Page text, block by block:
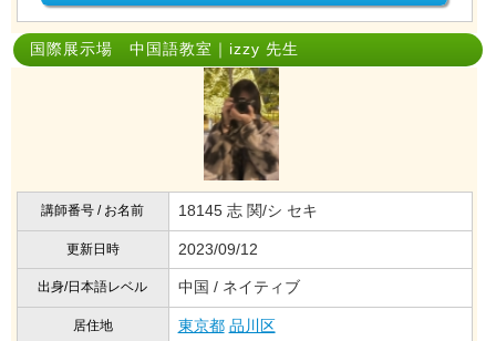
国際展示場 中国語教室｜izzy 先生
講師番号 / お名前 18145 志 関/シ セキ
更新日時 2023/09/12
出身/日本語レベル 中国 / ネイティブ
居住地 東京都 品川区